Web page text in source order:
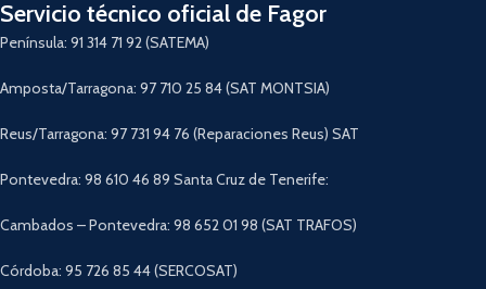
Servicio técnico oficial de Fagor
Península: 91 314 71 92 (SATEMA)
Amposta/Tarragona: 97 710 25 84 (SAT MONTSIA)
Reus/Tarragona: 97 731 94 76 (Reparaciones Reus) SAT
Pontevedra: 98 610 46 89 Santa Cruz de Tenerife:
Cambados – Pontevedra: 98 652 01 98 (SAT TRAFOS)
Córdoba: 95 726 85 44 (SERCOSAT)